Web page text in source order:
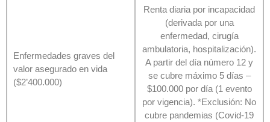
Enfermedades graves del
valor asegurado en vida
($2’400.000)
Renta diaria por incapacidad
(derivada por una
enfermedad, cirugía
ambulatoria, hospitalización).
A partir del día número 12 y
se cubre máximo 5 días –
$100.000 por día (1 evento
por vigencia). *Exclusión: No
cubre pandemias (Covid-19